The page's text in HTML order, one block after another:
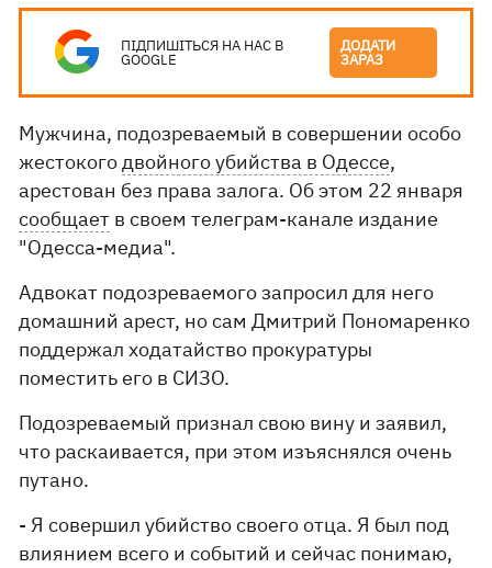
ПІДПИШІТЬСЯ НА НАС В
GOOGLE
ДОДАТИ
ЗАРАЗ
Мужчина, подозреваемый в совершении особо
жестокогодвойного убийства в Одессе,
арестован без права залога. Об этом 22 января
сообщает в своем телеграм-канале издание
"Одесса-медиа".
Адвокат подозреваемого запросил для него
домашний арест, но сам Дмитрий Пономаренко
поддержал ходатайство прокуратуры
поместить его в СИЗО.
Подозреваемый признал свою вину и заявил,
что раскаивается, при этом изъяснялся очень
путано.
- Я совершил убийство своего отца. Я был под
влиянием всего и событий и сейчас понимаю,